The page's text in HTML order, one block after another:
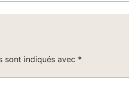
sont indiqués avec *